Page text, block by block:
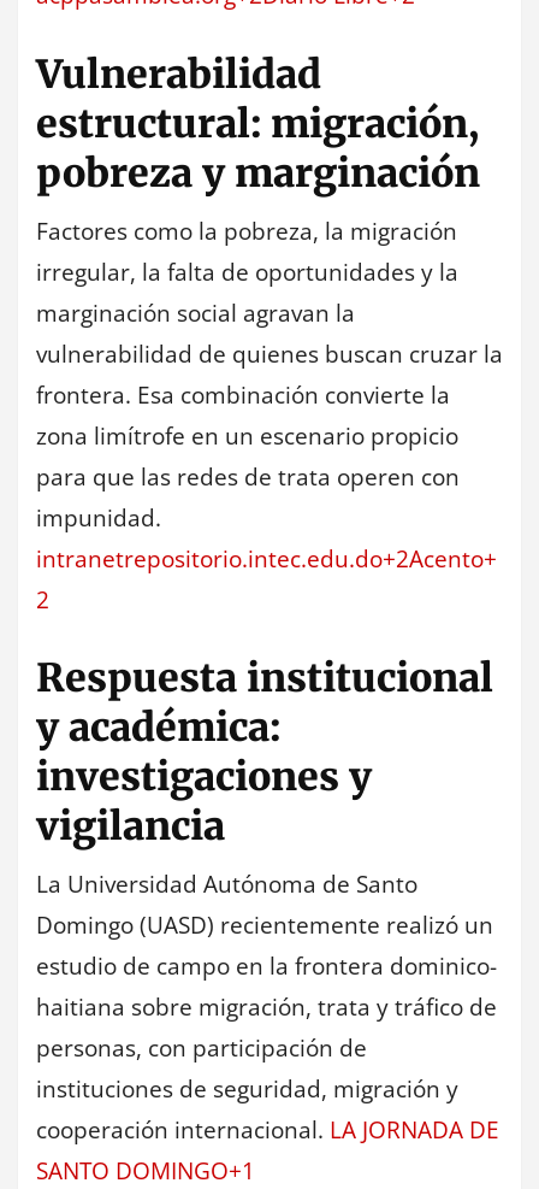
Vulnerabilidad
estructural: migración,
pobreza y marginación
Factores como la pobreza, la migración
irregular, la falta de oportunidades y la
marginación social agravan la
vulnerabilidad de quienes buscan cruzar la
frontera. Esa combinación convierte la
zona limítrofe en un escenario propicio
para que las redes de trata operen con
impunidad.
intranetrepositorio.intec.edu.do+2Acento+
2
Respuesta institucional
y académica:
investigaciones y
vigilancia
La Universidad Autónoma de Santo
Domingo (UASD) recientemente realizó un
estudio de campo en la frontera dominico-
haitiana sobre migración, trata y tráfico de
personas, con participación de
instituciones de seguridad, migración y
cooperación internacional. LA JORNADA DE
SANTO DOMINGO+1